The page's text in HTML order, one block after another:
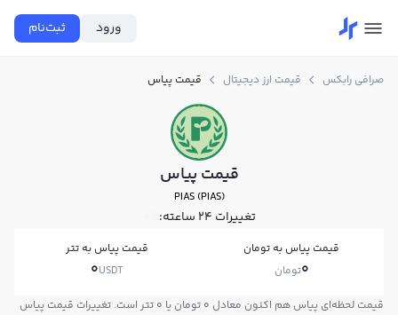
ورود ثبت‌نام
صرافی رابکس قیمت ارز دیجیتال قیمت پیاس
قیمت پیاس
PIAS (PIAS)
تغییرات ۲۴ ساعته: 0%
قیمت پیاس به تومان
0تومان
قیمت پیاس به تتر
0USDT
قیمت لحظه‌ای پیاس هم اکنون معادل 0 تومان یا 0 تتر است. تغییرات قیمت پیاس